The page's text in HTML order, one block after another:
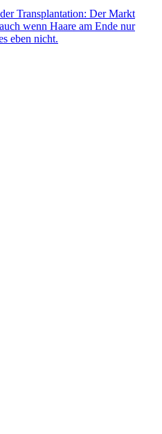
Transplantation: Der Markt
wenn Haare am Ende nur
eben nicht.